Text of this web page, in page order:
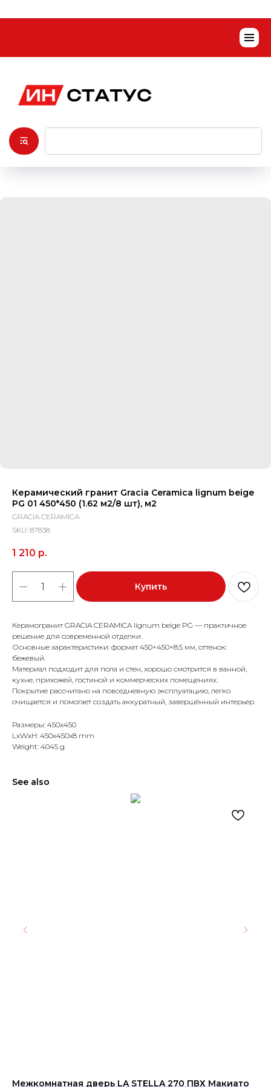
Керамический гранит Gracia Ceramica lignum beige
PG 01 450*450 (1.62 м2/8 шт), м2
GRACIA CERAMICA
SKU: 87838
1 210 р.
Купить
Керамогранит GRACIA CERAMICA lignum beige PG — практичное
решение для современной отделки.
Основные характеристики: формат 450×450×8.5 мм, оттенок:
бежевый.
Материал подходит для пола и стен, хорошо смотрится в ванной,
кухне, прихожей, гостиной и коммерческих помещениях.
Покрытие рассчитано на повседневную эксплуатацию, легко
очищается и помогает создать аккуратный, завершённый интерьер.
Размеры: 450x450
LxWxH: 450x450x8 mm
Weight: 4045 g
See also
Межкомнатная дверь LA STELLA 270 ПВХ Макиато